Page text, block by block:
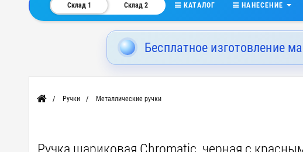
Склад 1 Склад 2 КАТАЛОГ НАНЕСЕНИЕ
Бесплатное изготовление
Главная Ручки Металлические ручки